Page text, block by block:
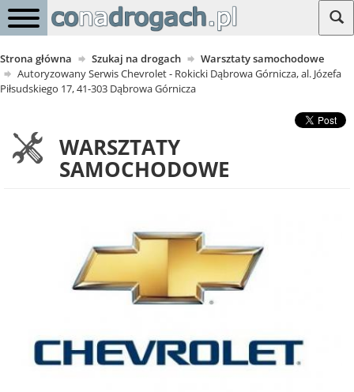
Strona główna Szukaj na drogach
Warsztaty samochodowe
Autoryzowany Serwis Chevrolet - Rokicki Dąbrowa Górnicza, al. Józefa
Piłsudskiego 17, 41-303 Dąbrowa Górnicza
WARSZTATY
SAMOCHODOWE